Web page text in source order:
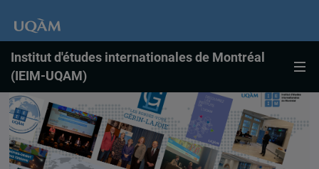
Institut d'études internationales de Montréal
(IEIM-UQAM)